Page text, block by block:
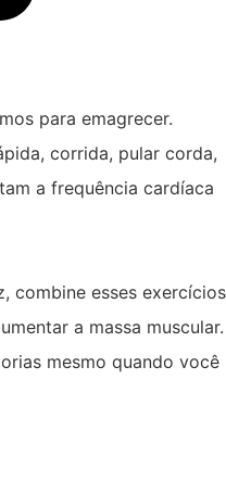
para emagrecer.
corrida, pular corda,
a frequência cardíaca
combine esses exercícios
a massa muscular.
mesmo quando você